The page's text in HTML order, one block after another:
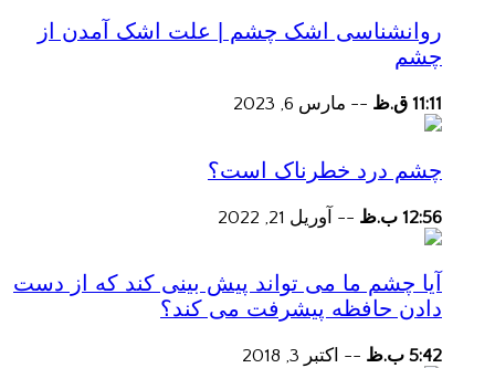
روانشناسی اشک چشم | علت اشک آمدن از
چشم
11:11 ق.ظ -- مارس 6, 2023
چشم درد خطرناک است؟
12:56 ب.ظ -- آوریل 21, 2022
آیا چشم ما می تواند پیش بینی کند که از دست
دادن حافظه پیشرفت می کند؟
5:42 ب.ظ -- اکتبر 3, 2018